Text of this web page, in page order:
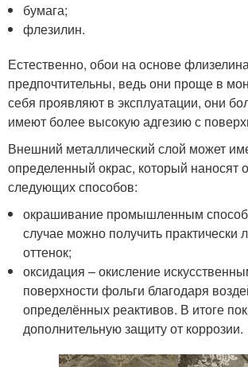
бумага;
флезилин.
Естественно, обои на основе
предпочтительны, ведь они проще в
себя проявляют в эксплуатации, они
имеют более высокую адгезию с
Внешний металлический слой может
определенный окрас, который наносят
следующих способов:
окрашивание промышленным
случае можно получить
оттенок;
оксидация – окисление
поверхности фольги благодаря
определённых реактивов. В итоге
дополнительную защиту от коррозии.